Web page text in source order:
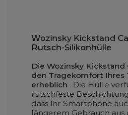
Wozinsky Kickstand
Rutsch-Silikonhülle
Die Wozinsky Kickstand
den Tragekomfort Ihres
erheblich . Die Hülle
rutschfeste
dass Ihr Smartphone
längerem Gebrauch aus